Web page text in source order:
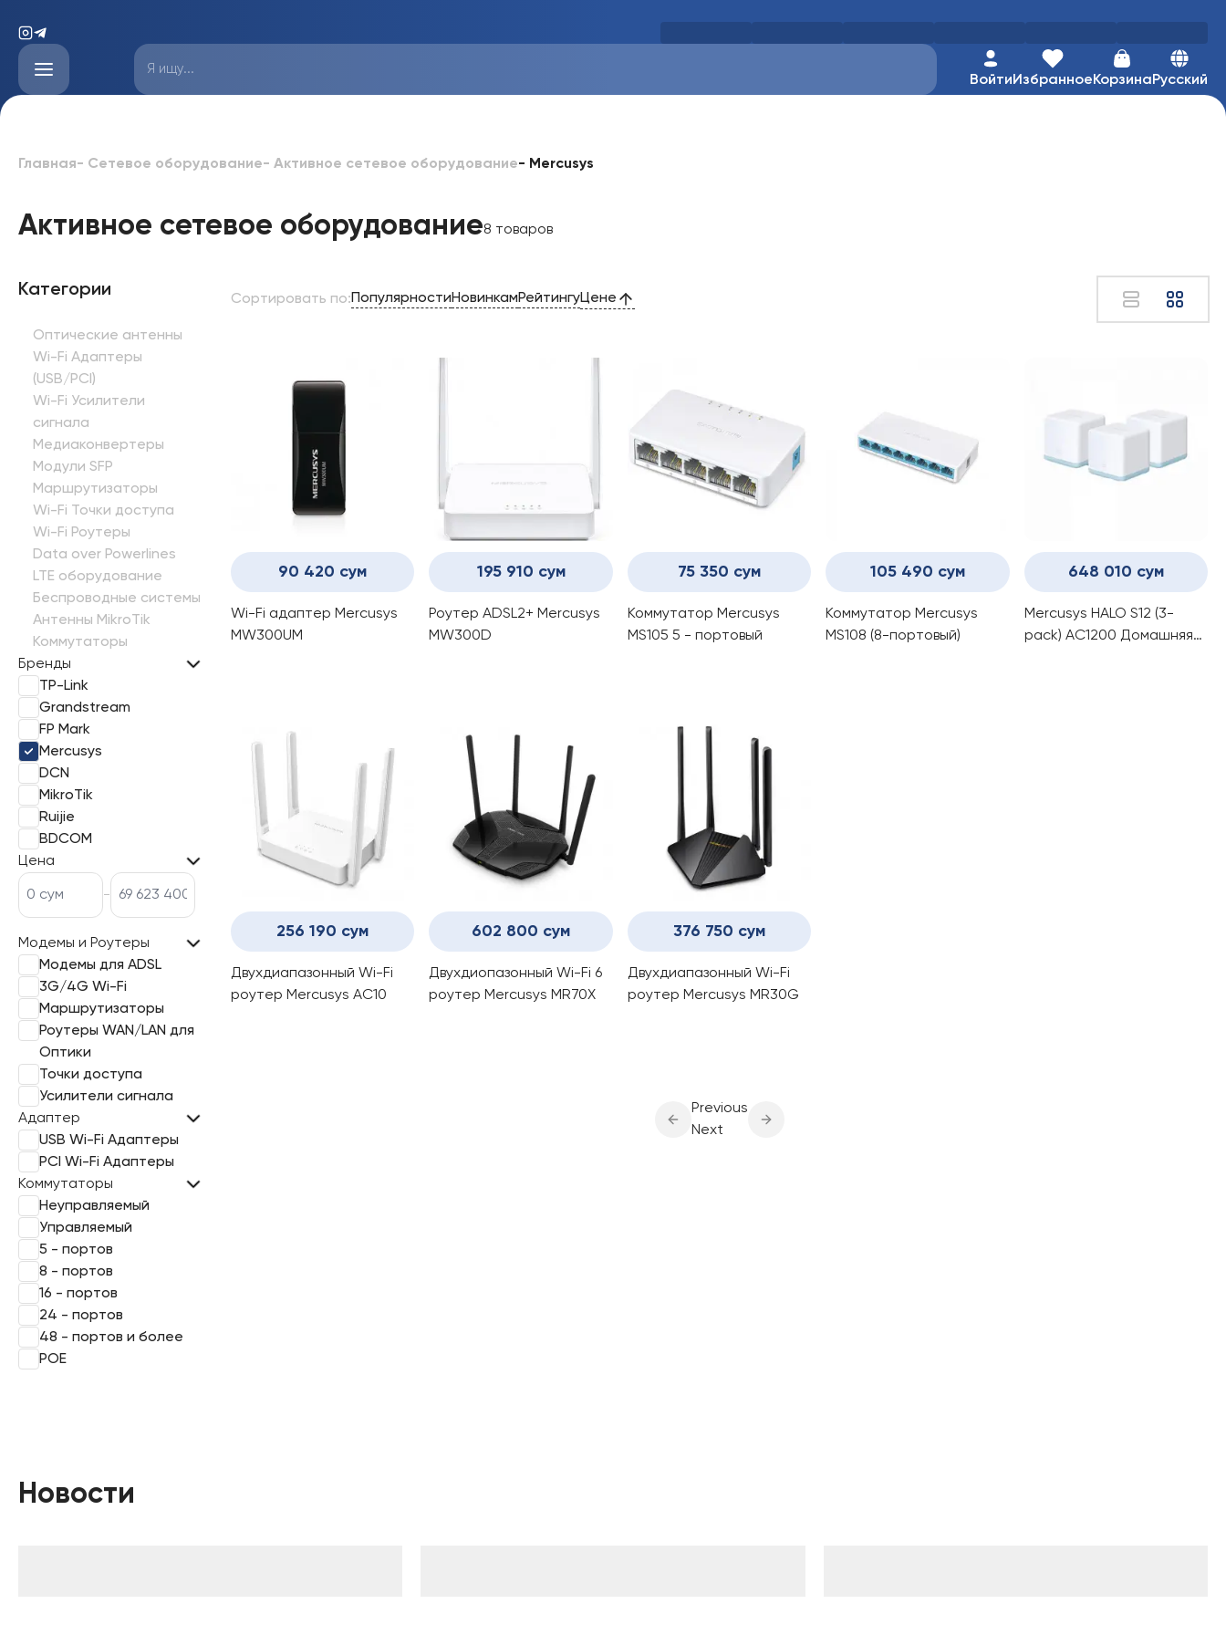
ВойтиИзбранноеКорзинаРусский
Главная- Сетевое оборудование- Активное сетевое оборудование- Mercusys
Активное сетевое оборудование8 товаров
Категории
Оптические антенны
Wi-Fi Адаптеры
(USB/PCI)
Wi-Fi Усилители
сигнала
Медиаконвертеры
Модули SFP
Маршрутизаторы
Wi-Fi Точки доступа
Wi-Fi Роутеры
Data over Powerlines
LTE оборудование
Беспроводные системы
Антенны MikroTik
Коммутаторы
Бренды
TP-Link
Grandstream
FP Mark
Mercusys
DCN
MikroTik
Ruijie
BDCOM
Цена
-
Модемы и Роутеры
Модемы для ADSL
3G/4G Wi-Fi
Маршрутизаторы
Роутеры WAN/LAN для
Оптики
Точки доступа
Усилители сигнала
Адаптер
USB Wi-Fi Адаптеры
PCI Wi-Fi Адаптеры
Коммутаторы
Неуправляемый
Управляемый
5 - портов
8 - портов
16 - портов
24 - портов
48 - портов и более
POE
Сортировать по:ПопулярностиНовинкамРейтингуЦене
90 420 сум
Wi-Fi адаптер Mercusys
MW300UM
195 910 сум
Роутер ADSL2+ Mercusys
MW300D
75 350 сум
Коммутатор Mercusys
MS105 5 - портовый
105 490 сум
Коммутатор Mercusys
MS108 (8-портовый)
648 010 сум
Mercusys HALO S12 (3-
pack) AC1200 Домашняя
256 190 сум
Двухдиапазонный Wi-Fi
роутер Mercusys AC10
602 800 сум
Двухдиопазонный Wi-Fi 6
роутер Mercusys MR70X
376 750 сум
Двухдиапазонный Wi-Fi
роутер Mercusys MR30G
Previous
Next
Новости